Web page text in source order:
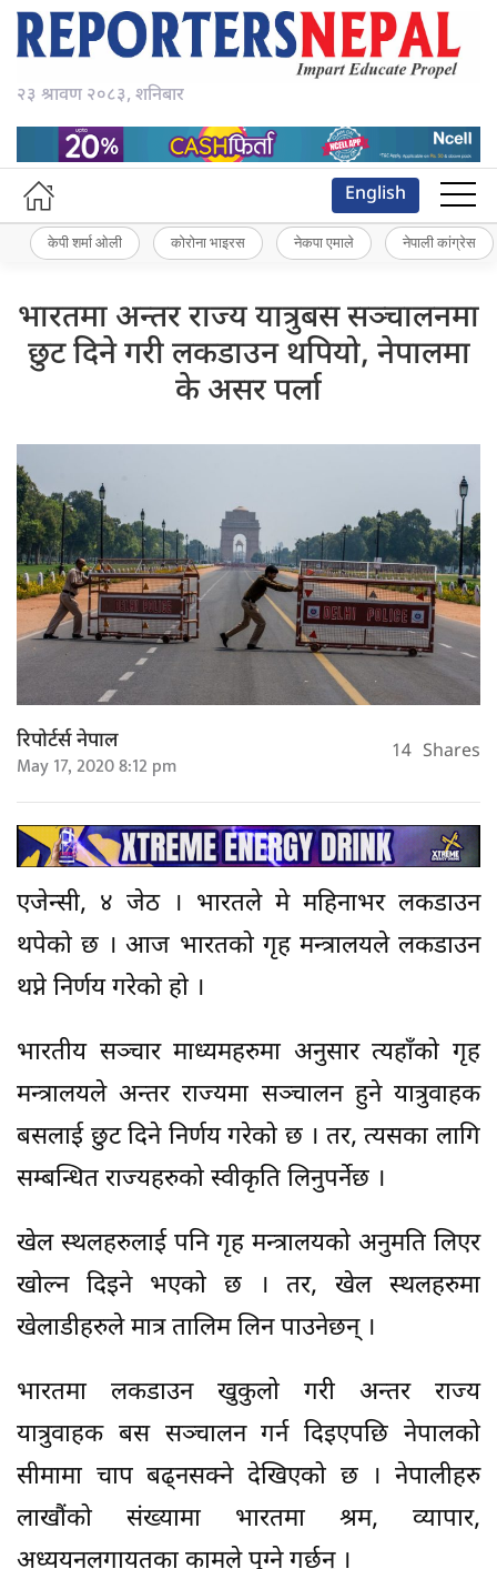
२३ श्रावण २०८३, शनिबार
English
केपी शर्मा ओली कोरोना भाइरस नेकपा एमाले नेपाली कांग्रेस
भारतमा अन्तर राज्य यात्रुबस सञ्चालनमा
छुट दिने गरी लकडाउन थपियो, नेपालमा
के असर पर्ला
रिपोर्टर्स नेपाल
May 17, 2020 8:12 pm 14 Shares
एजेन्सी, ४ जेठ । भारतले मे महिनाभर लकडाउन
थपेको छ । आज भारतको गृह मन्त्रालयले लकडाउन
थप्ने निर्णय गरेको हो ।
भारतीय सञ्चार माध्यमहरुमा अनुसार त्यहाँको गृह
मन्त्रालयले अन्तर राज्यमा सञ्चालन हुने यात्रुवाहक
बसलाई छुट दिने निर्णय गरेको छ । तर, त्यसका लागि
सम्बन्धित राज्यहरुको स्वीकृति लिनुपर्नेछ ।
खेल स्थलहरुलाई पनि गृह मन्त्रालयको अनुमति लिएर
खोल्न दिइने भएको छ । तर, खेल स्थलहरुमा
खेलाडीहरुले मात्र तालिम लिन पाउनेछन् ।
भारतमा लकडाउन खुकुलो गरी अन्तर राज्य
यात्रुवाहक बस सञ्चालन गर्न दिइएपछि नेपालको
सीमामा चाप बढ्नसक्ने देखिएको छ । नेपालीहरु
लाखौंको संख्यामा भारतमा श्रम, व्यापार,
अध्ययनलगायतका कामले पुग्ने गर्छन् ।